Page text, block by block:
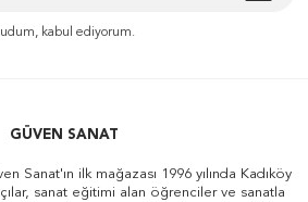
kabul ediyorum.
GÜVEN SANAT
Sanat'ın ilk mağazası 1996 yılında Kadıköy
sanat eğitimi alan öğrenciler ve sanatla